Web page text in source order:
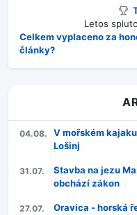
Letos spluto
Celkem vyplaceno za
články?
04.08.
V mořském
Lošinj
31.07.
Stavba na jezu
obchází zákon
27.07. Oravica - horská